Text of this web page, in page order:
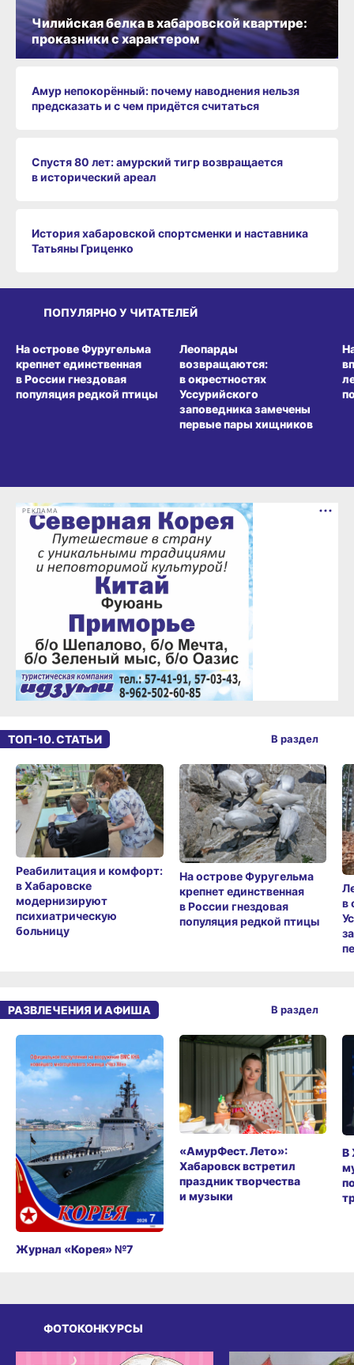
Амур непокорённый: почему наводнения нельзя
предсказать и с чем придётся считаться
Спустя 80 лет: амурский тигр возвращается
в исторический ареал
История хабаровской спортсменки и наставника
Татьяны Гриценко
Чилийская белка в хабаровской квартире:
проказники с характером
ПОПУЛЯРНО У ЧИТАТЕЛЕЙ
На острове Фуругельма
крепнет единственная
в России гнездовая
популяция редкой птицы
Леопарды
возвращаются:
в окрестностях
Уссурийского
заповедника замечены
первые пары хищников
РЕКЛАМА
ТОП-10. СТАТЬИ
Реабилитация и комфорт:
в Хабаровске
модернизируют
психиатрическую
больницу
На острове Фуругельма
крепнет единственная
в России гнездовая
популяция редкой птицы
в
В раздел
РАЗВЛЕЧЕНИЯ И АФИША
Журнал «Корея» №7
«АмурФест. Лето»:
Хабаровск встретил
праздник творчества
и музыки
В
В раздел
ФОТОКОНКУРСЫ